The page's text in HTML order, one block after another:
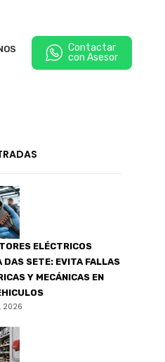
Contactar
con Asesor
ELÉCTRICOS
DAS SETE: EVITA FALLAS
Y MECÁNICAS EN
2026